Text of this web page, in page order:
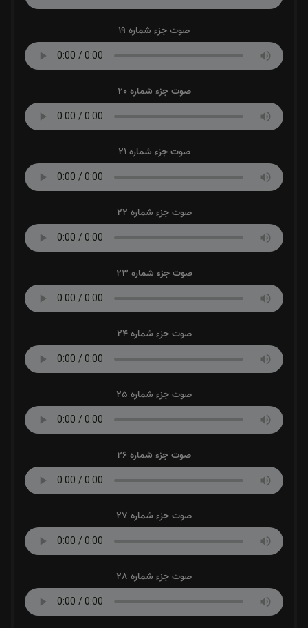
صوت جزء شماره 19
صوت جزء شماره 20
صوت جزء شماره 21
صوت جزء شماره 22
صوت جزء شماره 23
صوت جزء شماره 24
صوت جزء شماره 25
صوت جزء شماره 26
صوت جزء شماره 27
صوت جزء شماره 28